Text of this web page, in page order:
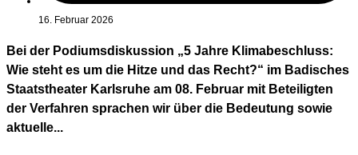
16. Februar 2026
Bei der Podiumsdiskussion „5 Jahre Klimabeschluss:
Wie steht es um die Hitze und das Recht?“ im Badisches
Staatstheater Karlsruhe am 08. Februar mit Beteiligten
der Verfahren sprachen wir über die Bedeutung sowie
aktuelle...